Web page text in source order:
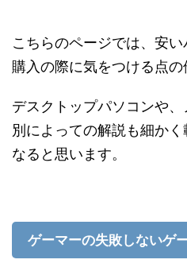
こちらのページでは、安い
購入の際に気をつける点の
デスクトップパソコンや
別によっての解説も細か
なると思います。
ゲーマーの失敗しないゲ